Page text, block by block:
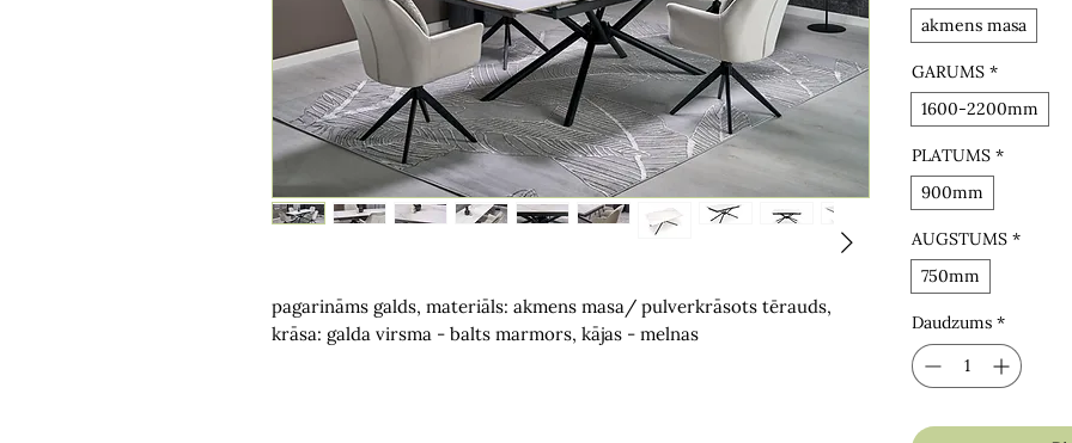
pagarināms galds, materiāls: akmens masa/ pulverkrāsots tērauds,
krāsa: galda virsma - balts marmors, kājas - melnas
akmens masa
GARUMS *
1600-2200mm
PLATUMS *
900mm
AUGSTUMS *
750mm
Daudzums *